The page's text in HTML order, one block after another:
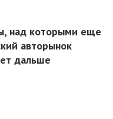
над которыми еще
авторынок
дальше